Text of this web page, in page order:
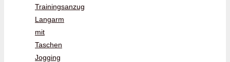
Trainingsanzug
Langarm
mit
Taschen
Jogging